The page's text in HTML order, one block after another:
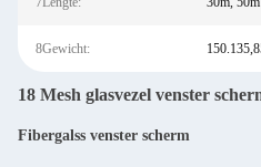
8Gewicht:
18 Mesh glasvezel venster
Fibergalss venster scherm